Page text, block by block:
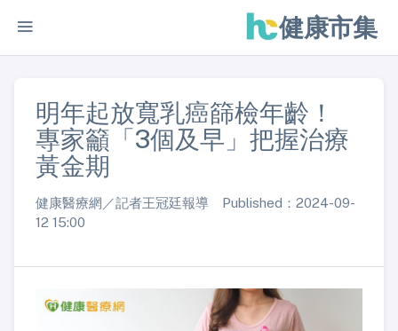
健康市集
明年起放寬乳癌篩檢年齡！
專家籲「3個及早」把握治療
黃金期
健康醫療網／記者王冠廷報導 Published：2024-09-
12 15:00